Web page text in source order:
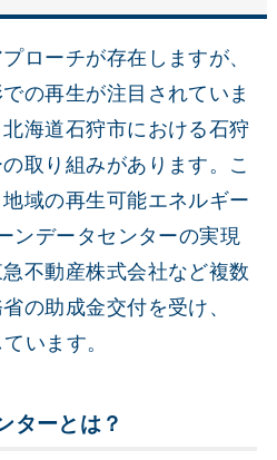
ローチが存在しますが、
の再生が注目されていま
海道石狩市における石狩
取り組みがあります。こ
域の再生可能エネルギー
ンデータセンターの実現
不動産株式会社など複数
の助成金交付を受け、
います。
ターとは？